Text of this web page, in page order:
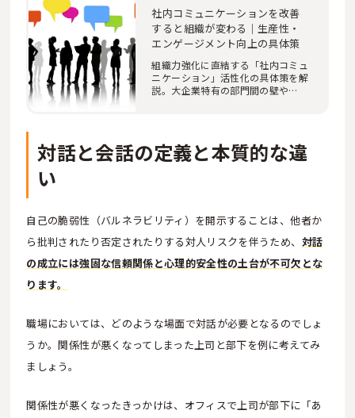
社内コミュニケーションを改善
すると組織が変わる｜生産性・
エンゲージメント向上の具体策
組織力強化に直結する「社内コミュ
ニケーション」活性化の具体策を解
説。大企業特有の部門間の壁や
対話と会話の定義と本質的な違
い
自己の脆弱性（バルネラビリティ）を開示することは、他者か
ら批判されたり否定されたりする対人リスクを伴うため、 対話
の成立には強固な信頼関係と心理的安全性の土台が不可欠とな
ります。
職場においては、どのような場面で対話が必要となるのでしょ
うか。関係性が悪くなってしまった上司と部下を例に考えてみ
ましょう。
関係性が悪くなったきっかけは、オフィスで上司が部下に「あ